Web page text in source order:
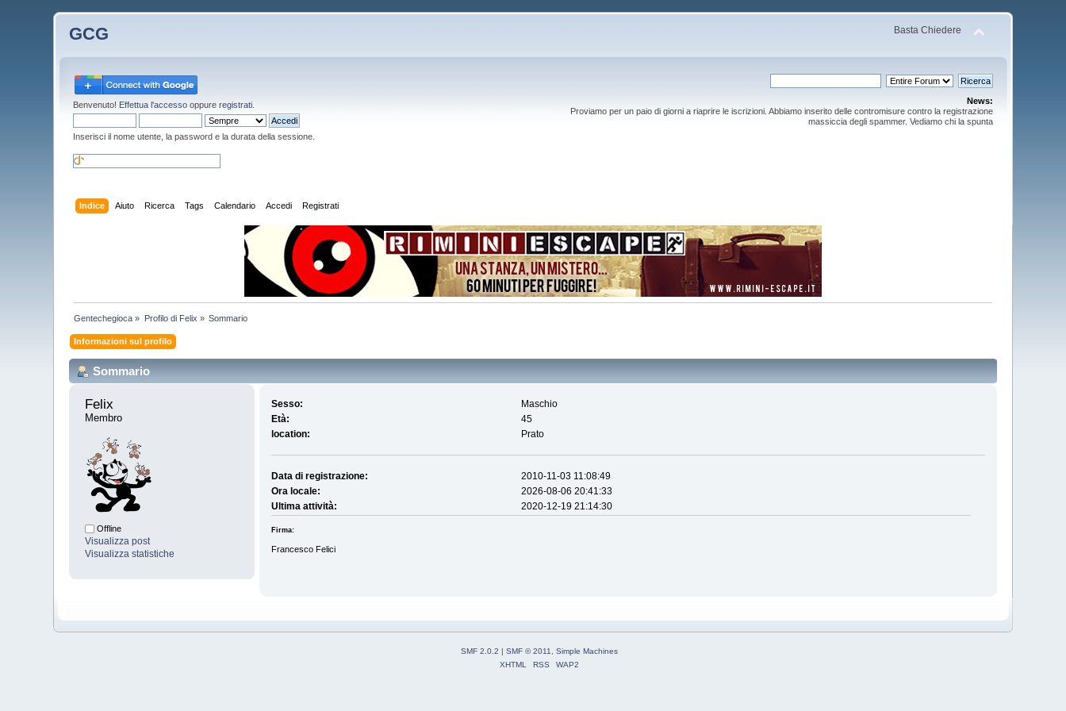
GCG Basta Chiedere
Benvenuto! Effettua l'accesso oppureregistrati
Inserisci il nome utente, la password e la durata della sessione.
News:
Proviamo per un paio di giorni a riaprire le iscrizioni. Abbiamo inserito delle contromisure contro la registrazione
massiccia degli spammer. Vediamo chi la spunta
Indice Aiuto Ricerca Tags Calendario Accedi Registrati
Gentechegioca » Profilo di Felix » Sommario
Informazioni sul profilo
Sommario
Felix
Membro
Offline
Visualizza post
Visualizza statistiche
Sesso:
Maschio
Età:
45
location:
Prato
Data di registrazione:
2010-11-03 11:08:49
Ora locale:
2026-08-06 20:41:33
Ultima attività:
2020-12-19 21:14:30
Firma:
Francesco Felici
SMF 2.0.2 | SMF © 2011
Simple Machines
XHTML
RSS WAP2